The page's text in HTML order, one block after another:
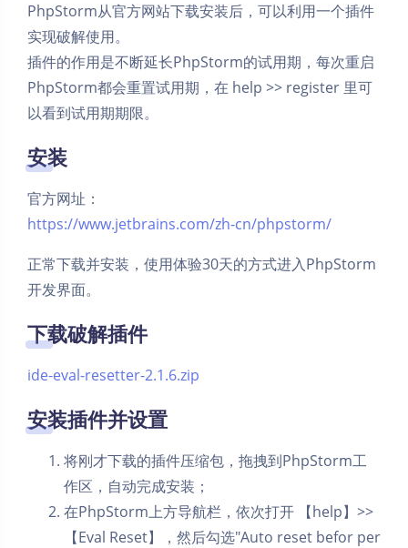
PhpStorm从官方网站下载安装后，可以利用一个插件
实现破解使用。
插件的作用是不断延长PhpStorm的试用期，每次重启
PhpStorm都会重置试用期，在 help >> register 里可
以看到试用期期限。
安装
官方网址：
https://www.jetbrains.com/zh-cn/phpstorm/
正常下载并安装，使用体验30天的方式进入PhpStorm
开发界面。
下载破解插件
ide-eval-resetter-2.1.6.zip
安装插件并设置
将刚才下载的插件压缩包，拖拽到PhpStorm工
作区，自动完成安装；
在PhpStorm上方导航栏，依次打开 【help】>>
【Eval Reset】，然后勾选"Auto reset befor per